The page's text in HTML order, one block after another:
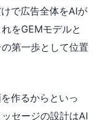
で広告全体をAIが
をGEMモデルと
第一歩として位置
作るからといっ
セージの設計はAI